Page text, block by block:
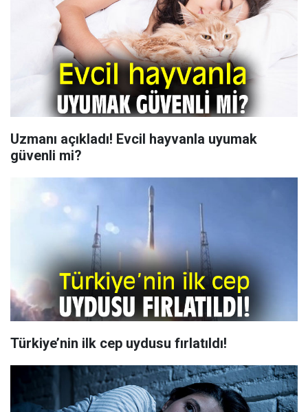
Uzmanı açıkladı! Evcil hayvanla uyumak
güvenli mi?
Türkiye’nin ilk cep uydusu fırlatıldı!